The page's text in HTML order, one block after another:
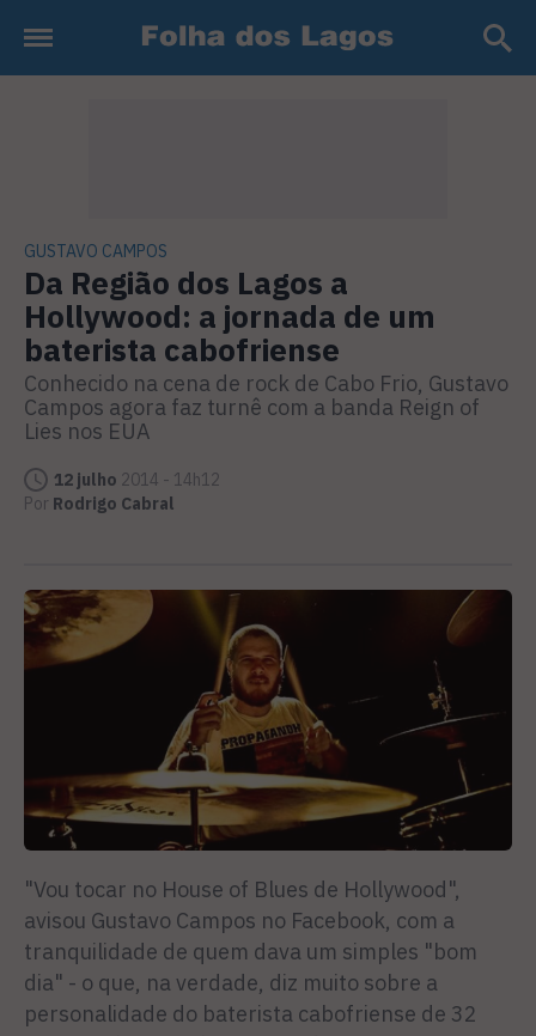
GUSTAVO CAMPOS
Da Região dos Lagos a
Hollywood: a jornada de um
baterista cabofriense
Conhecido na cena de rock de Cabo Frio, Gustavo
Campos agora faz turnê com a banda Reign of
Lies nos EUA
12 julho 2014 - 14h12
Por Rodrigo Cabral
"Vou tocar no House of Blues de Hollywood",
avisou Gustavo Campos no Facebook, com a
tranquilidade de quem dava um simples "bom
dia" - o que, na verdade, diz muito sobre a
personalidade do baterista cabofriense de 32